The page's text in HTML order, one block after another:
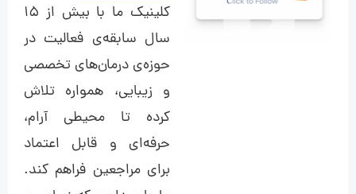
کلینیک ما با بیش از ۱۵
سال سابقه‌ی فعالیت در
حوزه‌ی درمان‌های تخصصی
و زیبایی، همواره تلاش
کرده تا محیطی آرام،
حرفه‌ای و قابل اعتماد
برای مراجعین فراهم کند.